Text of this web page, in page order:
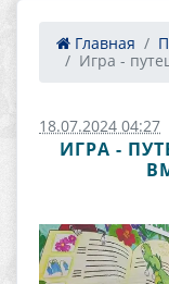
Главная
Игра -
18.07.2024 04:27
ИГРА -